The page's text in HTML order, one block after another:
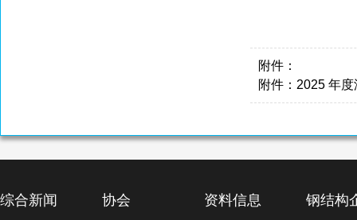
附件：
附件：2025 年
综合新闻 协会 资料信息 钢结构